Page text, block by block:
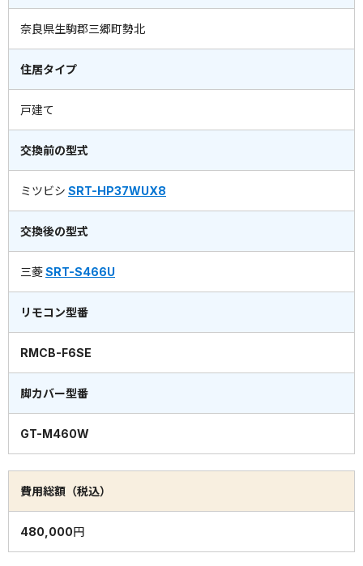
奈良県生駒郡三郷町勢北
住居タイプ
戸建て
交換前の型式
ミツビシ SRT-HP37WUX8
交換後の型式
三菱SRT-S466U
リモコン型番
RMCB-F6SE
脚カバー型番
GT-M460W
費用総額（税込）
480,000円